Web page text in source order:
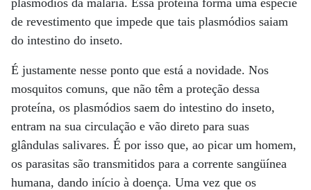
plasmódios da malária. Essa proteína forma uma espécie
de revestimento que impede que tais plasmódios saiam
do intestino do inseto.
É justamente nesse ponto que está a novidade. Nos
mosquitos comuns, que não têm a proteção dessa
proteína, os plasmódios saem do intestino do inseto,
entram na sua circulação e vão direto para suas
glândulas salivares. É por isso que, ao picar um homem,
os parasitas são transmitidos para a corrente sangüínea
humana, dando início à doença. Uma vez que os